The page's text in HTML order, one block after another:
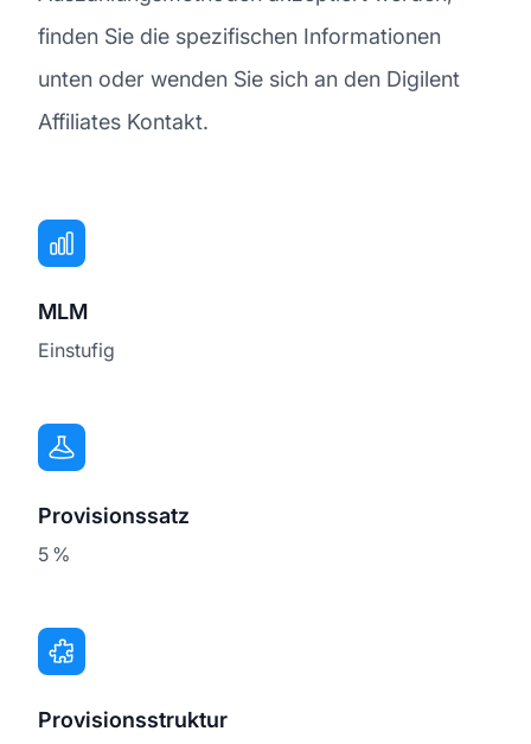
finden Sie die spezifischen Informationen
unten oder wenden Sie sich an den Digilent
Affiliates Kontakt.
MLM
Einstufig
Provisionssatz
5 %
Provisionsstruktur